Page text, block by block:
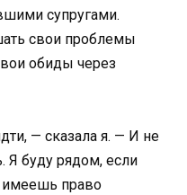
супругами.
свои проблемы
обиды через
— сказала я. — И не
Я буду рядом, если
имеешь право